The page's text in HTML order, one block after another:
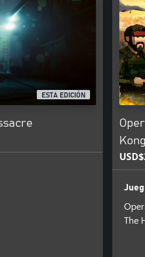
ESTA EDICIÓN
The